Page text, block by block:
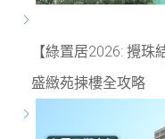
【綠置居2026: 攪珠
盛緻苑揀樓全攻略